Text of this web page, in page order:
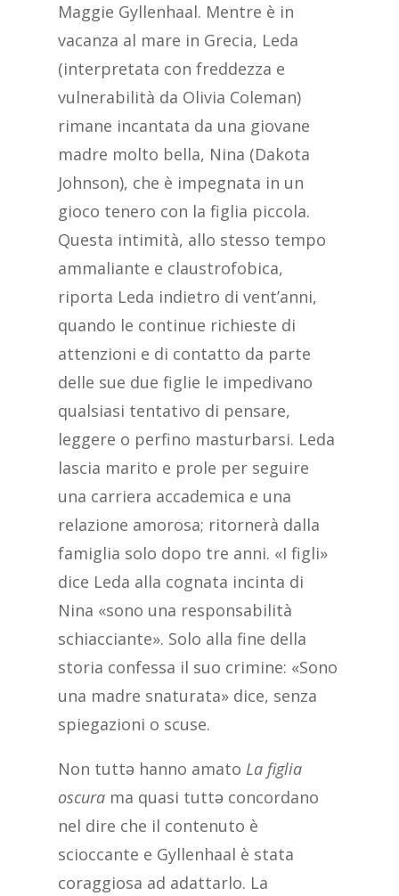
Maggie Gyllenhaal. Mentre è in
vacanza al mare in Grecia, Leda
(interpretata con freddezza e
vulnerabilità da Olivia Coleman)
rimane incantata da una giovane
madre molto bella, Nina (Dakota
Johnson), che è impegnata in un
gioco tenero con la figlia piccola.
Questa intimità, allo stesso tempo
ammaliante e claustrofobica,
riporta Leda indietro di vent’anni,
quando le continue richieste di
attenzioni e di contatto da parte
delle sue due figlie le impedivano
qualsiasi tentativo di pensare,
leggere o perfino masturbarsi. Leda
lascia marito e prole per seguire
una carriera accademica e una
relazione amorosa; ritornerà dalla
famiglia solo dopo tre anni. «I figli»
dice Leda alla cognata incinta di
Nina «sono una responsabilità
schiacciante». Solo alla fine della
storia confessa il suo crimine: «Sono
una madre snaturata» dice, senza
spiegazioni o scuse.
Non tuttǝ hanno amato La figlia
oscura ma quasi tuttǝ concordano
nel dire che il contenuto è
scioccante e Gyllenhaal è stata
coraggiosa ad adattarlo. La